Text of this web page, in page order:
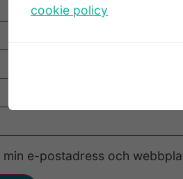
min e-postadress och
cookie policy